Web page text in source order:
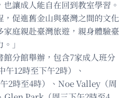
讓成人能自在回到教室學習。
，促進舊金山與臺灣之間的文化
家庭親赴臺灣旅遊，親身體驗臺
」
館分館舉辦，包含7家成人班分
12時至下午2時）、
2時至4時）、Noe Valley（周